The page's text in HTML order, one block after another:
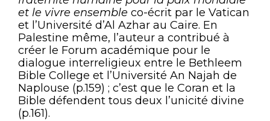
et le vivre ensemble co-écrit par le Vatican
et l’Université d’Al Azhar au Caire. En
Palestine même, l’auteur a contribué à
créer le Forum académique pour le
dialogue interreligieux entre le Bethleem
Bible College et l’Université An Najah de
Naplouse (p.159) ; c’est que le Coran et la
Bible défendent tous deux l’unicité divine
(p.161).